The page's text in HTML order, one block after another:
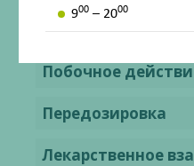
Способ
Побочное
Передозировка
Лекарственное
900 – 2000